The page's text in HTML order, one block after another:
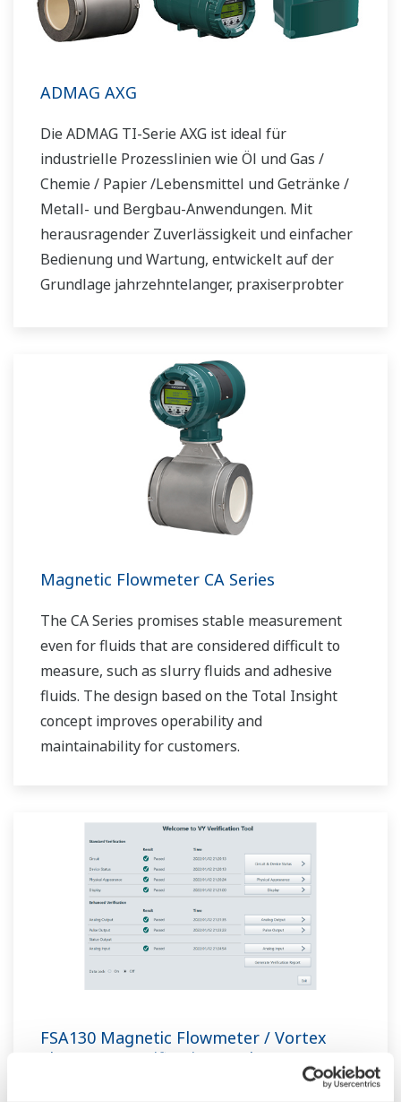
ADMAG AXG
Die ADMAG TI-Serie AXG ist ideal für
industrielle Prozesslinien wie Öl und Gas /
Chemie / Papier /Lebensmittel und Getränke /
Metall- und Bergbau-Anwendungen. Mit
herausragender Zuverlässigkeit und einfacher
Bedienung und Wartung, entwickelt auf der
Grundlage jahrzehntelanger, praxiserprobter
Gesamtbetriebskosten senken.
Magnetic Flowmeter CA Series
The CA Series promises stable measurement
even for fluids that are considered difficult to
measure, such as slurry fluids and adhesive
fluids. The design based on the Total Insight
concept improves operability and
maintainability for customers.
FSA130 Magnetic Flowmeter / Vortex
Flowmeter Verification Tool